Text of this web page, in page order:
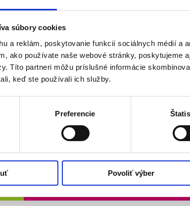
súbory cookies
a reklám, poskytovanie funkcií sociálnych médií a
ako používate naše webové stránky, poskytujeme
Títo partneri môžu príslušné informácie
keď ste používali ich služby.
Preferencie
Povoliť výber
2026
- COMO
sedadlá VIP Club Level
150 €
Viac info